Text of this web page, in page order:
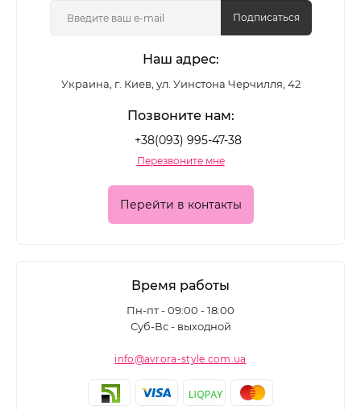
Подписаться
Наш адрес:
Украина, г. Киев, ул. Уинстона Черчилля, 42
Позвоните нам:
+38(093) 995-47-38
Перезвоните мне
Перейти в контакты
Время работы
Пн-пт - 09:00 - 18:00
Суб-Вс - выходной
info@avrora-style.com.ua